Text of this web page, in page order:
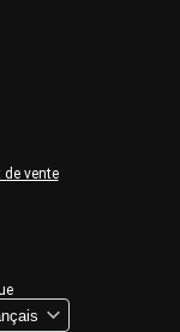
vente